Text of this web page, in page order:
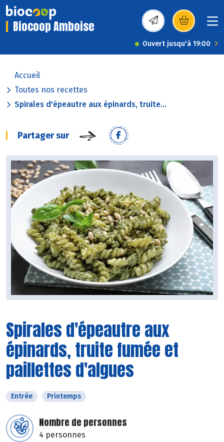
Biocoop Amboise (s’ouvre dans une
Ouvert jusqu'à 19:00
Accueil
Toutes nos recettes
Spirales d'épeautre aux épinards, truite...
Partager sur
Spirales d'épeautre aux
épinards, truite fumée et
paillettes d'algues
Entrée Printemps
Nombre de personnes
4 personnes